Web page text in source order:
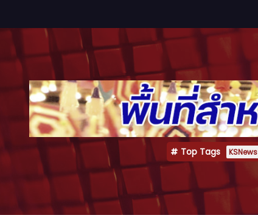
Top Tags KSNews